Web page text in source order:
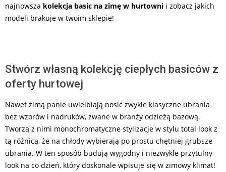
najnowsza kolekcja basic na zimę w hurtowni i zobacz jakich
modeli brakuje w twoim sklepie!
Stwórz własną kolekcję ciepłych basiców z
oferty hurtowej
Nawet zimą panie uwielbiają nosić zwykłe klasyczne ubrania
bez wzorów i nadruków, zwane w branży odzieżą bazową.
Tworzą z nimi monochromatyczne stylizacje w stylu total look z
tą różnicą, że na chłody wybierają po prostu chętniej grubsze
ubrania. W ten sposób budują wygodny i niezwykle przytulny
look na co dzień, który doskonale wpisuje się w zimowy klimat!